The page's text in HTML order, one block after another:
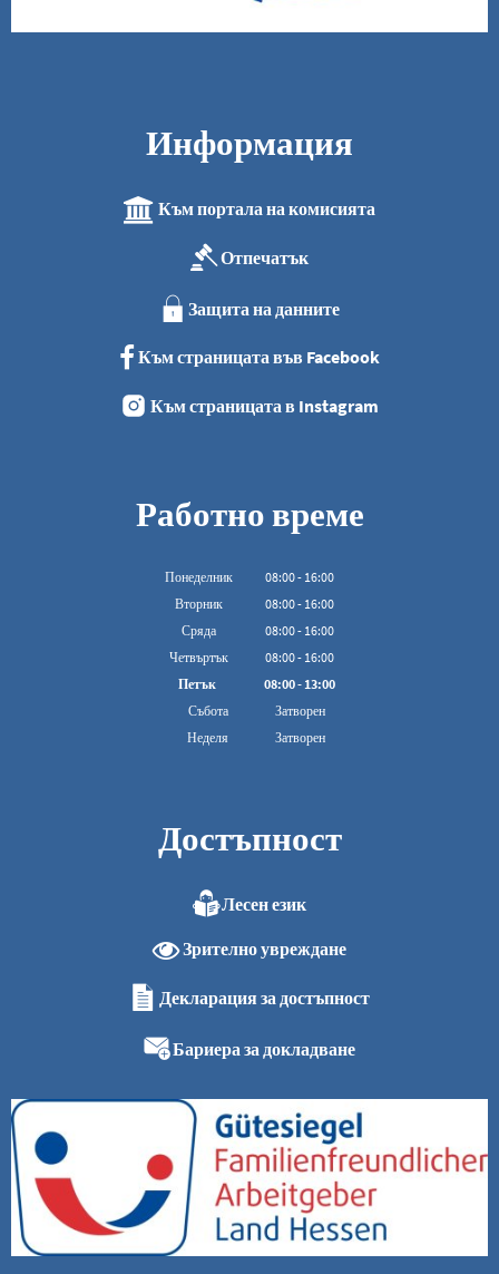
Информация
Към портала на комисията
Отпечатък
Защита на данните
Към страницата във Facebook
Към страницата в Instagram
Работно време
Понеделник 08:00- 16:00
От 08:00 до 16:00
Вторник 08:00- 16:00
От 08:00 до 16:00
Сряда 08:00- 16:00
От 08:00 до 16:00
Четвъртък 08:00- 16:00
От 08:00 до 16:00
Петък 08:00- 13:00
Събота
Затворен
Неделя
Затворен
Достъпност
Лесен език
Зрително увреждане
Декларация за достъпност
Бариера за докладване